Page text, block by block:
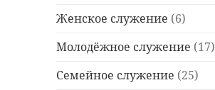
Женское служение (6)
Молодёжное служение (17)
Семейное служение (25)